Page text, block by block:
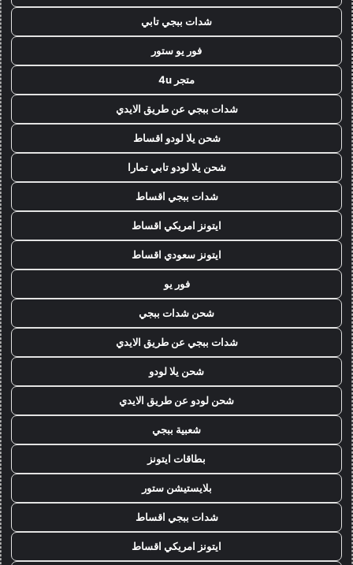
شدات ببجي تابي
فور يو ستور
متجر 4u
شدات ببجي عن طريق الايدي
شحن يلا لودو اقساط
شحن يلا لودو تابي تمارا
شدات ببجي اقساط
ايتونز امريكي اقساط
ايتونز سعودي اقساط
فور يو
شحن شدات ببجي
شدات ببجي عن طريق الايدي
شحن يلا لودو
شحن لودو عن طريق الايدي
شعبية ببجي
بطاقات ايتونز
بلايستيشن ستور
شدات ببجي اقساط
ايتونز امريكي اقساط